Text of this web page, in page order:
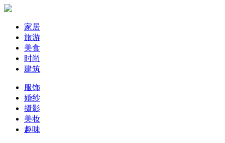
家居
旅游
美食
时尚
建筑
服饰
婚纱
摄影
美妆
趣味